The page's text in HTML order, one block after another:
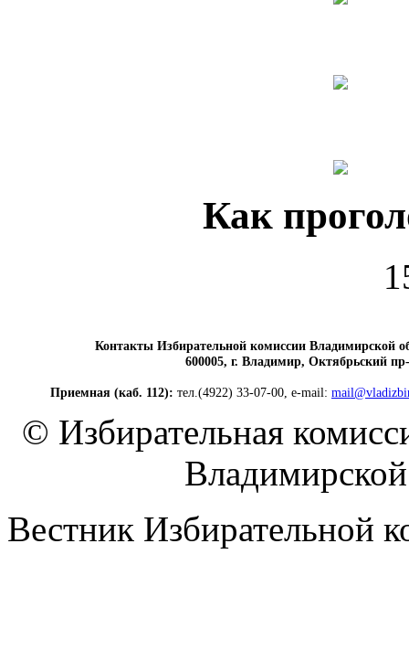
Как
Контакты Избирательной комиссии Владимирской
600005, г. Владимир, Октябрьский
Приемная (каб. 112): тел.(4922) 33-07-00, e-mail:
© Избирательная
Вестник Избирательной